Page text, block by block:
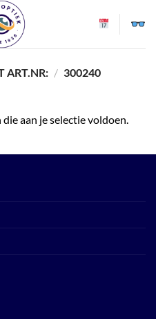
ART.NR: / 300240
aan je selectie voldoen.